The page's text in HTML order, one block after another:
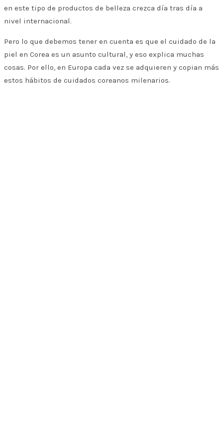
en este tipo de productos de belleza crezca día tras día a
nivel internacional.
Pero lo que debemos tener en cuenta es que el cuidado de la
piel en Corea es un asunto cultural, y eso explica muchas
cosas. Por ello, en Europa cada vez se adquieren y copian más
estos hábitos de cuidados coreanos milenarios.